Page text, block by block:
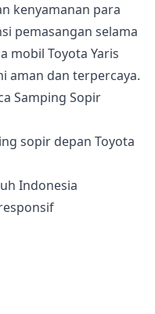
kenyamanan para
pemasangan selama
mobil Toyota Yaris
aman dan terpercaya.
sopir depan Toyota
Indonesia